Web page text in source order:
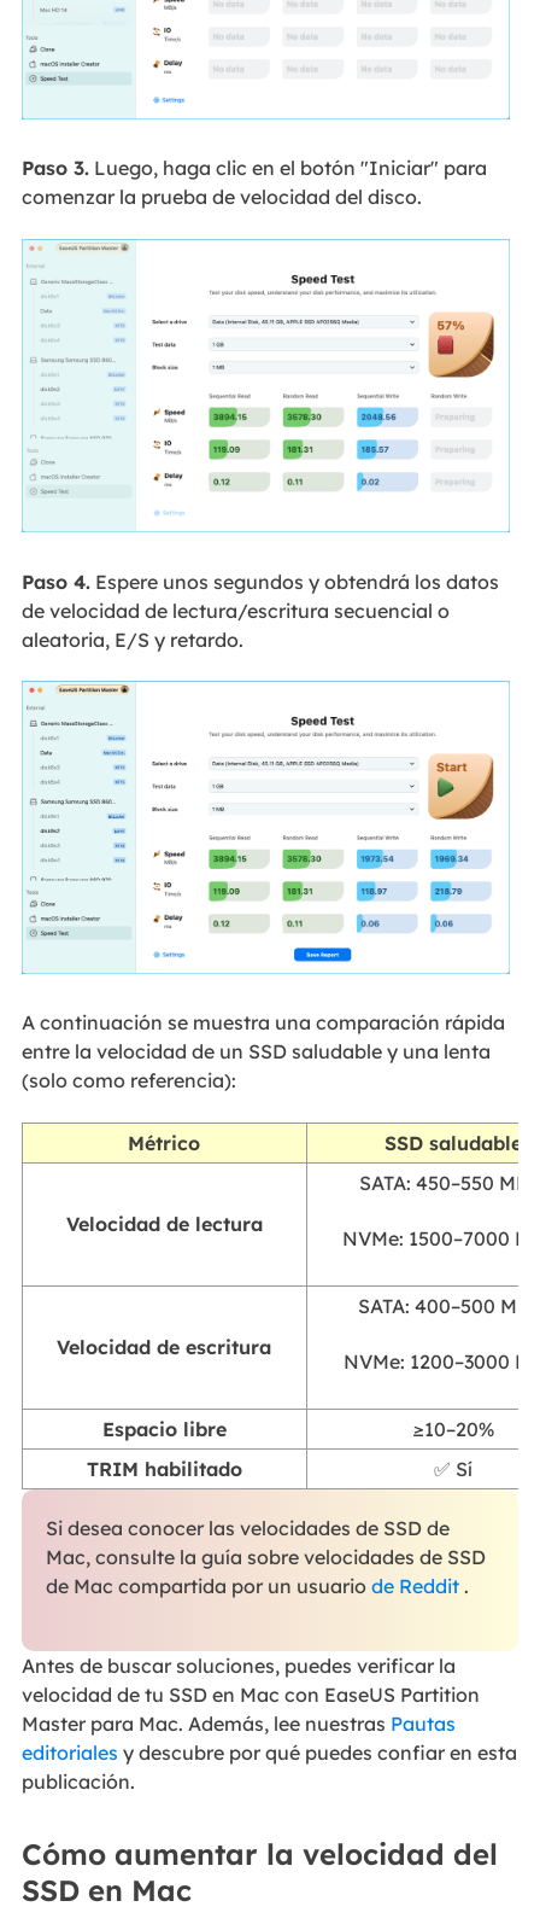
Paso 3.Luego, haga clic en el botón "Iniciar" para
comenzar la prueba de velocidad del disco.
Paso 4.Espere unos segundos y obtendrá los datos
de velocidad de lectura/escritura secuencial o
aleatoria, E/S y retardo.
A continuación se muestra una comparación rápida
entre la velocidad de un SSD saludable y una lenta
(solo como referencia):
Métrico SSD saludable
Velocidad de lectura
SATA: 450–550
NVMe: 1500–7000
Velocidad de escritura
SATA: 400–500
NVMe: 1200–3000
Espacio libre
≥10–20%
TRIM habilitado
✅ Sí
Si desea conocer las velocidades de SSD de
Mac, consulte la guía sobre velocidades de SSD
de Mac compartida por un usuario de Reddit.
Antes de buscar soluciones, puedes verificar la
velocidad de tu SSD en Mac con EaseUS Partition
Master para Mac. Además, lee nuestras Pautas
editoriales y descubre por qué puedes confiar en esta
publicación.
Cómo aumentar la velocidad del
SSD en Mac